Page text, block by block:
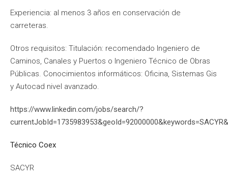
Experiencia: al menos 3 años en conservación de
carreteras.
Otros requisitos: Titulación: recomendado Ingeniero de
Caminos, Canales y Puertos o Ingeniero Técnico de Obras
Públicas. Conocimientos informáticos: Oficina, Sistemas Gis
y Autocad nivel avanzado.
https://www.linkedin.com/jobs/search/?
Técnico Coex
SACYR